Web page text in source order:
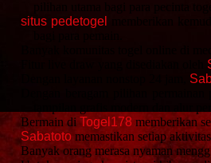
situs pedetogel
Banyak komunitas togel online di
Dengan beragam pilihan
Bermain diTogel178 memberikan
Sabatoto memastikan setiap
Banyak orang merasa nyaman